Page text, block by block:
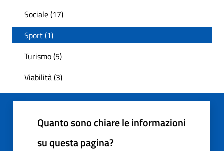
Sociale (17)
Sport (1)
Turismo (5)
Viabilità (3)
Quanto sono chiare le informazioni
su questa pagina?